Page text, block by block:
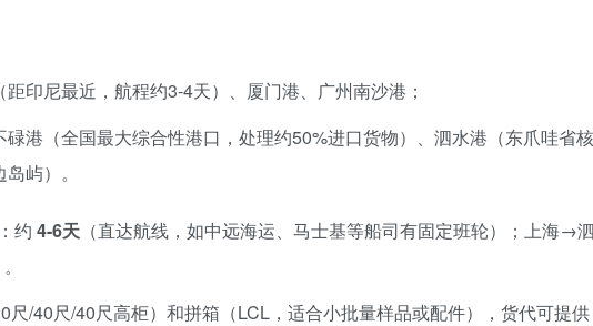
印尼最近，航程约3-4天）、厦门港、广州南沙港；
碌港（全国最大综合性港口，处理约50%进口货物）、泗水港（东爪哇省核
屿）。
约 4-6天 （直达航线，如中远海运、马士基等船司有固定班轮）；上海→
尺/40尺/40尺高柜）和拼箱（LCL，适合小批量样品或配件），货代可提供